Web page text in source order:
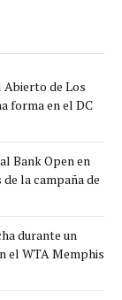
de Los
forma en el DC
Bank Open en
la campaña de
durante un
el WTA Memphis